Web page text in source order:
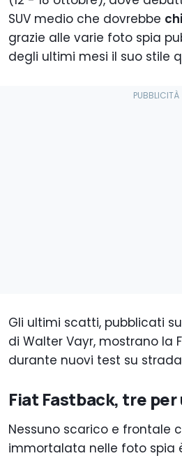
SUV medio che dovrebbe
grazie alle varie foto spia
degli ultimi mesi il suo stile
Gli ultimi scatti, pubblicati
di Walter Vayr, mostrano la
durante nuovi test su
Fiat Fastback, tre per
Nessuno scarico e frontale
immortalata nelle foto spia